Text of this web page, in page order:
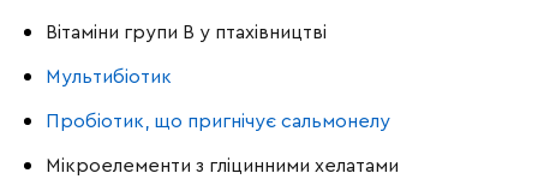
Вітаміни групи В у птахівництві
Мультибіотик
Пробіотик, що пригнічує сальмонелу
Мікроелементи з гліцинними хелатами